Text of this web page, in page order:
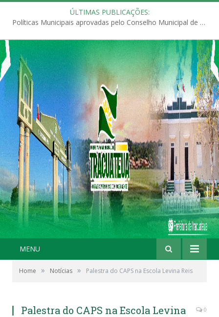
ÚLTIMAS PUBLICAÇÕES:
Políticas Municipais aprovadas pelo Conselho Municipal de Educação (CME)
MENU
Home » Notícias » Palestra do CAPS na Escola Levina Reis
Palestra do CAPS na Escola Levina
0